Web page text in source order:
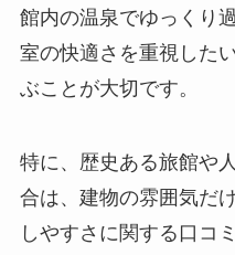
館内の温泉でゆっくり
室の快適さを重視した
ぶことが大切です。
特に、歴史ある旅館や
合は、建物の雰囲気だ
しやすさに関する口コ